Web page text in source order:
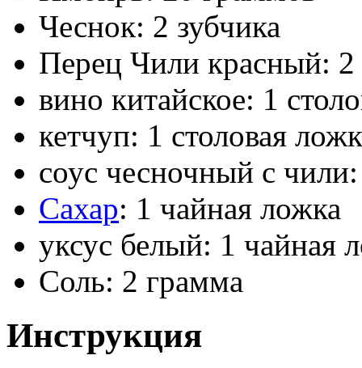
Чеснок: 2 зубчика
Перец Чили красный:
вино китайское: 1
кетчуп: 1 столовая
соус чесночный с
Сахар: 1 чайная ложка
уксус белый: 1 чайная
Соль: 2 грамма
Инструкция